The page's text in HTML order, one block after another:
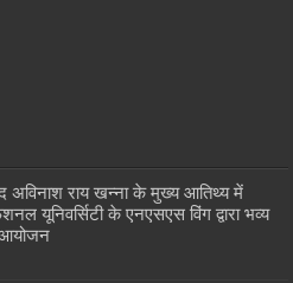
अविनाश राय खन्ना के मुख्य आतिथ्य में
यूनिवर्सिटी के एनएसएस विंग द्वारा भव्य
आयोजन